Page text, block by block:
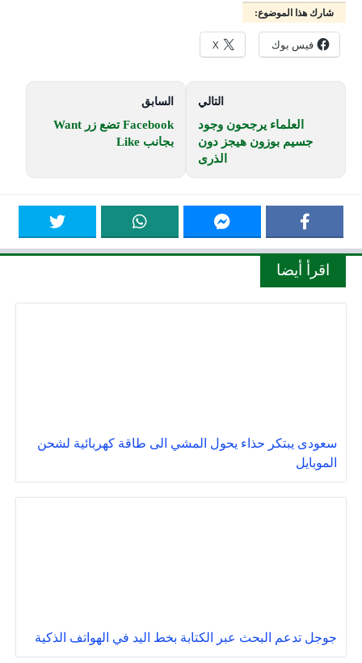
شارك هذا الموضوع:
فيس بوك X
التالي
العلماء يرجحون وجود
جسيم بوزون هيجز دون
الذرى
السابق
Facebook تضع زر Want
بجانب Like
اقرأ أيضا
سعودى يبتكر حذاء يحول المشي الى طاقة كهربائية لشحن
الموبايل
جوجل تدعم البحث عبر الكتابة بخط اليد في الهواتف الذكية